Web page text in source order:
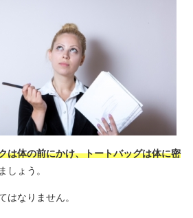
は体の前にかけ、トートバッグは体に密
しょう。
はなりません。